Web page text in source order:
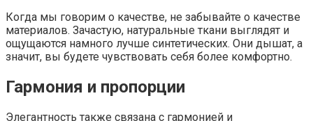
Когда мы говорим о качестве, не забывайте о качестве
материалов. Зачастую, натуральные ткани выглядят и
ощущаются намного лучше синтетических. Они дышат, а
значит, вы будете чувствовать себя более комфортно.
Гармония и пропорции
Элегантность также связана с гармонией и